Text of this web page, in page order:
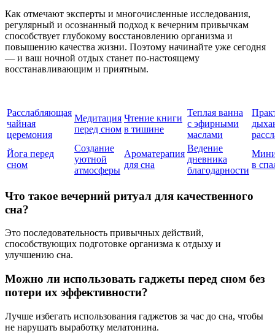
Как отмечают эксперты и многочисленные исследования,
регулярный и осознанный подход к вечерним привычкам
способствует глубокому восстановлению организма и
повышению качества жизни. Поэтому начинайте уже сегодня
— и ваш ночной отдых станет по-настоящему
восстанавливающим и приятным.
Расслабляющая
чайная
церемония
Медитация
перед сном
Чтение книги
в тишине
Теплая ванна
с эфирными
маслами
Йога перед
сном
Создание
уютной
атмосферы
Ароматерапия
для сна
Ведение
дневника
благодарности
в
Что такое вечерний ритуал для качественного
сна?
Это последовательность привычных действий,
способствующих подготовке организма к отдыху и
улучшению сна.
Можно ли использовать гаджеты перед сном без
потери их эффективности?
Лучше избегать использования гаджетов за час до сна, чтобы
не нарушать выработку мелатонина.